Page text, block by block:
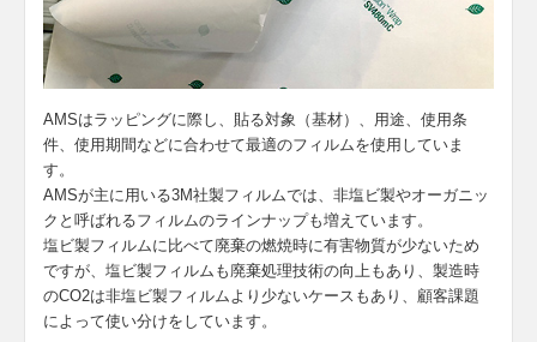
AMSはラッピングに際し、貼る対象（基材）、用途、使用条
件、使用期間などに合わせて最適のフィルムを使用していま
す。
AMSが主に用いる3M社製フィルムでは、非塩ビ製やオーガニッ
クと呼ばれるフィルムのラインナップも増えています。
塩ビ製フィルムに比べて廃棄の燃焼時に有害物質が少ないため
ですが、塩ビ製フィルムも廃棄処理技術の向上もあり、製造時
のCO2は非塩ビ製フィルムより少ないケースもあり、顧客課題
によって使い分けをしています。